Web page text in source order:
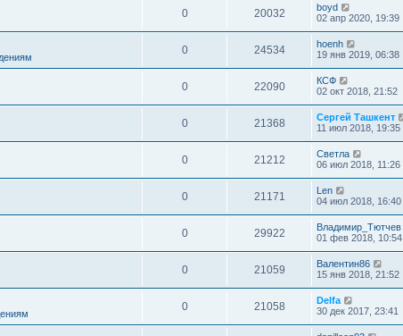
0 20032
boyd
02 апр 2020, 19:39
0 24534
hoenh
19 янв 2019, 06:38
0 22090
КСФ
02 окт 2018, 21:52
0 21368
Сергей Ташкент
11 июл 2018, 19:35
0 21212
Cветла
06 июл 2018, 11:26
0 21171
Len
04 июл 2018, 16:40
0 29922
Владимир_Тютчев
01 фев 2018, 10:54
0 21059
Валентин86
15 янв 2018, 21:52
0 21058
Delfa
30 дек 2017, 23:41